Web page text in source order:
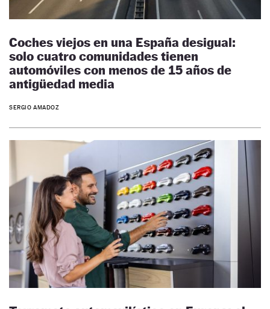
Coches viejos en una España desigual:
solo cuatro comunidades tienen
automóviles con menos de 15 años de
antigüedad media
SERGIO AMADOZ